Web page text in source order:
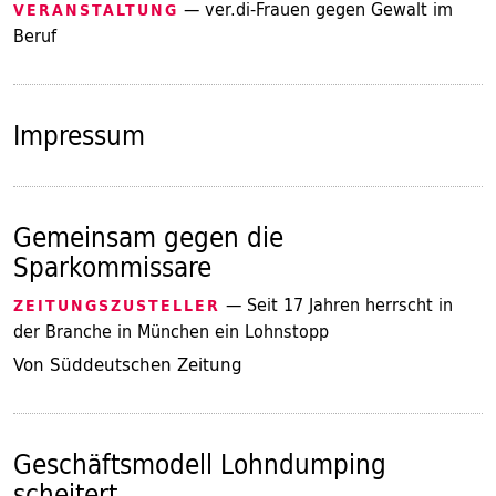
VERANSTALTUNG — ver.di-Frauen gegen Gewalt im
Beruf
Impressum
Gemeinsam gegen die
Sparkommissare
ZEITUNGSZUSTELLER — Seit 17 Jahren herrscht in
der Branche in München ein Lohnstopp
Von Süddeutschen Zeitung
Geschäftsmodell Lohndumping